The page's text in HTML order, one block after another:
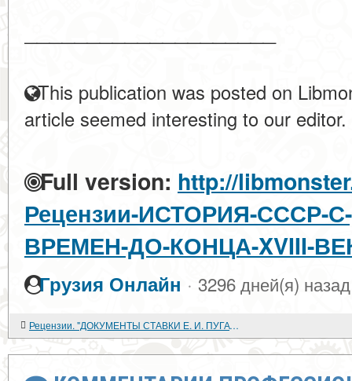
This publication was posted on
article seemed interesting to our editor.
Full version: http://
Рецензии-ИСТОРИЯ-СССР-
ВРЕМЕН-ДО-КОНЦА-XVIII-
Грузия Онлайн · 3296 дней(я) назад
Рецензии. "ДОКУМЕНТЫ СТАВКИ Е. И. ПУГАЧЕВА, ПОВСТАНЧЕСКИХ ВЛАСТЕЙ И УЧРЕЖДЕНИЙ"